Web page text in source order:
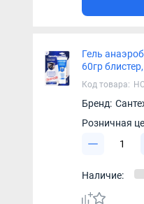
Гель
60гр
Код товара:
Бренд:
Розничная
Наличие: